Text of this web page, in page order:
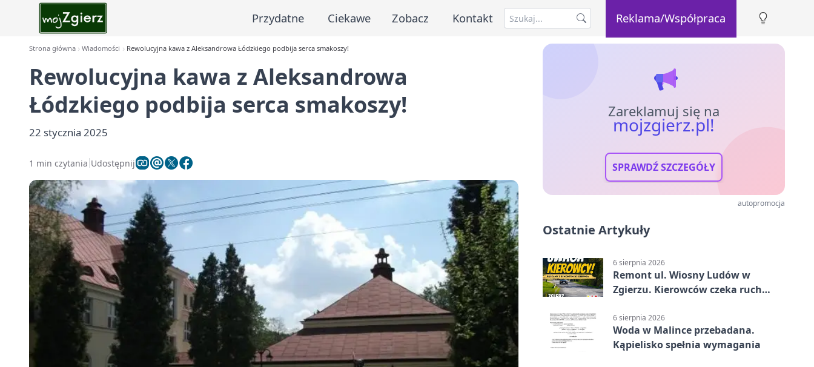
Przydatne Ciekawe Zobacz Kontakt Reklama/Współpraca
Strona główna Wiadomości Rewolucyjna kawa z Aleksandrowa Łódzkiego podbija serca smakoszy!
Rewolucyjna kawa z Aleksandrowa
Łódzkiego podbija serca smakoszy!
22 stycznia 2025
1 min czytania Udostępnij
Zareklamuj się na
mojzgierz.pl!
SPRAWDŹ SZCZEGÓŁY
autopromocja
Ostatnie Artykuły
6 sierpnia 2026
Remont ul. Wiosny Ludów w
Zgierzu. Kierowców czeka ruch
6 sierpnia 2026
Woda w Malince przebadana.
Kąpielisko spełnia wymagania